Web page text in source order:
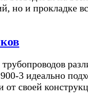
но и прокладке
3 идеально
своей